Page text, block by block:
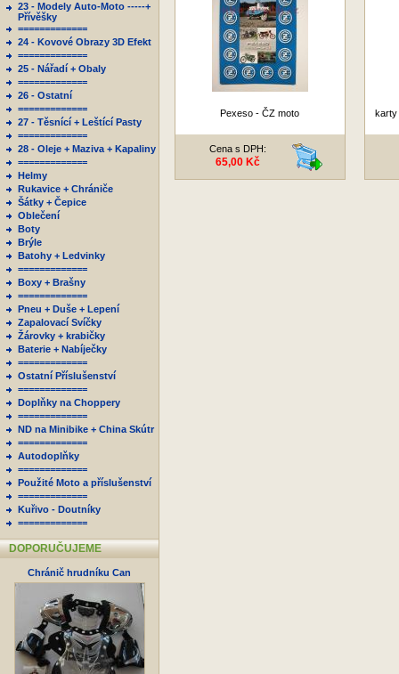
23 - Modely Auto-Moto -----+
Přívěšky
=============
24 - Kovové Obrazy 3D Efekt
=============
25 - Nářadí + Obaly
=============
26 - Ostatní
=============
27 - Těsnící + Leštící Pasty
=============
28 - Oleje + Maziva + Kapaliny
=============
Helmy
Rukavice + Chrániče
Šátky + Čepice
Oblečení
Boty
Brýle
Batohy + Ledvinky
=============
Boxy + Brašny
=============
Pneu + Duše + Lepení
Zapalovací Svíčky
Žárovky + krabičky
Baterie + Nabíječky
=============
Ostatní Příslušenství
=============
Doplňky na Choppery
=============
ND na Minibike + China Skútr
=============
Autodoplňky
=============
Použité Moto a příslušenství
=============
Kuřivo - Doutníky
=============
DOPORUČUJEME
Chránič hrudníku Can
Pexeso - ČZ moto
Cena s DPH:
65,00 Kč
karty